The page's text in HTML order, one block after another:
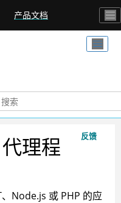
产品文档
反馈
理程
Node.js 或 PHP 的应